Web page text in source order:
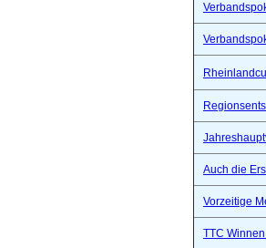
Auch die
Vorzeitige
TTC